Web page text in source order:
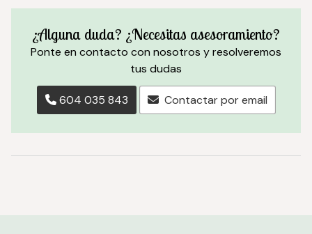
¿Alguna duda? ¿Necesitas asesoramiento?
Ponte en contacto con nosotros y resolveremos
tus dudas
604 035 843 Contactar por email